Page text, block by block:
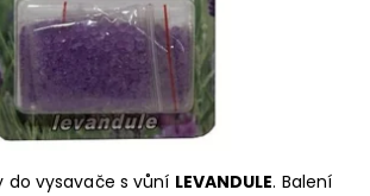
do vysavače s vůní LEVANDULE. Balení